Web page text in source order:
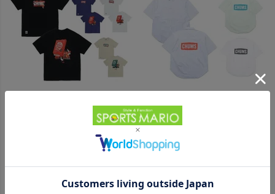
Tシャツメンズ 綿100% カジュ
アル アウトドア ウェア 半袖 シ
リント CHUMS Pizza Box T-
Shirt アウトレット セール
販売価格 ¥4,038
在庫を見る
【41%OFF】
ムスロゴオックスショートスリ
ーブシャツ 綿100% カジュアル
タン CHUMS アウトレット セ
販売価格 ¥6,980
在庫を見る